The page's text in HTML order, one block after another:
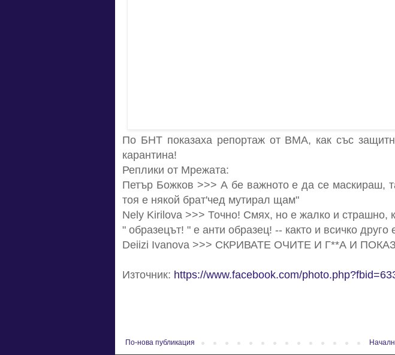
По БНТ показаха репортаж от ВМА, как със
карантина!
Реплики от Мрежата:
Петър Божков >>> А бе важното е да се маскираш,
тоя е някой брат'чед мутирал щам"
Nely Kirilova >>> Точно! Смях, но е жалко и страшно,
" образецът! " е анти образец! -- както и всичко
Deiizi Ivanova >>> СКРИВАТЕ ОЧИТЕ И Г**А И
Източник: https://www.facebook.com/
По-нова публикация